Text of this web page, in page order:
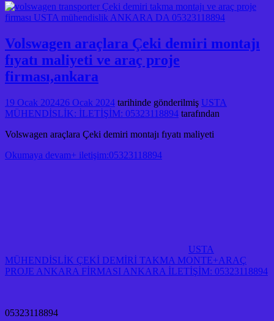
Volswagen araçlara Çeki demiri montajı
fıyatı maliyeti ve araç proje
firması,ankara
19 Ocak 202426 Ocak 2024 tarihinde gönderilmiş USTA
MÜHENDİSLİK: İLETİŞİM: 05323118894 tarafından
Volswagen araçlara Çeki demiri montajı fıyatı maliyeti
Okumaya devam+ iletişim:05323118894
USTA
MÜHENDİSLİK ÇEKİ DEMİRİ TAKMA MONTE+ARAÇ
PROJE ANKARA FİRMASI ANKARA İLETİŞİM: 05323118894
05323118894